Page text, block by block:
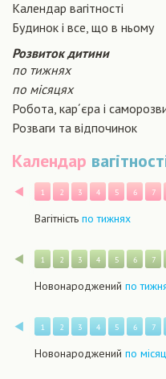
Календар вагітності
Будинок і все, що в ньому
Розвиток дитини
по тижнях
по місяцях
Робота, кар´єра і
Розваги та відпочинок
Календар
Назад
1 2 3 4 5 6 7
Вагітність по тижнях
Назад
1 2 3 4 5 6 7
Новонароджений по
Назад
1 2 3 4 5 6 7
Новонароджений по